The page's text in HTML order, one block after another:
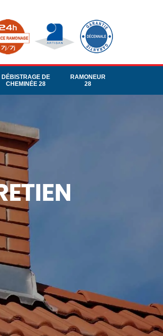
DÉBISTRAGE DE
CHEMINÉE 28
RAMONEUR
28